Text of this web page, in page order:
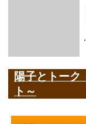
陽子とトーク
ト～